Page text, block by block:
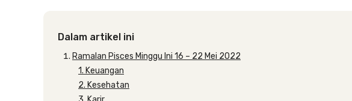
Dalam artikel ini
Ramalan Pisces Minggu Ini 16 – 22 Mei 2022
1. Keuangan
2. Kesehatan